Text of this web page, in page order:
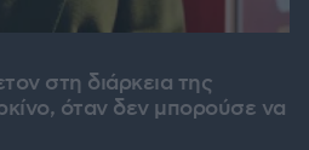
στη διάρκεια της
όταν δεν μπορούσε να